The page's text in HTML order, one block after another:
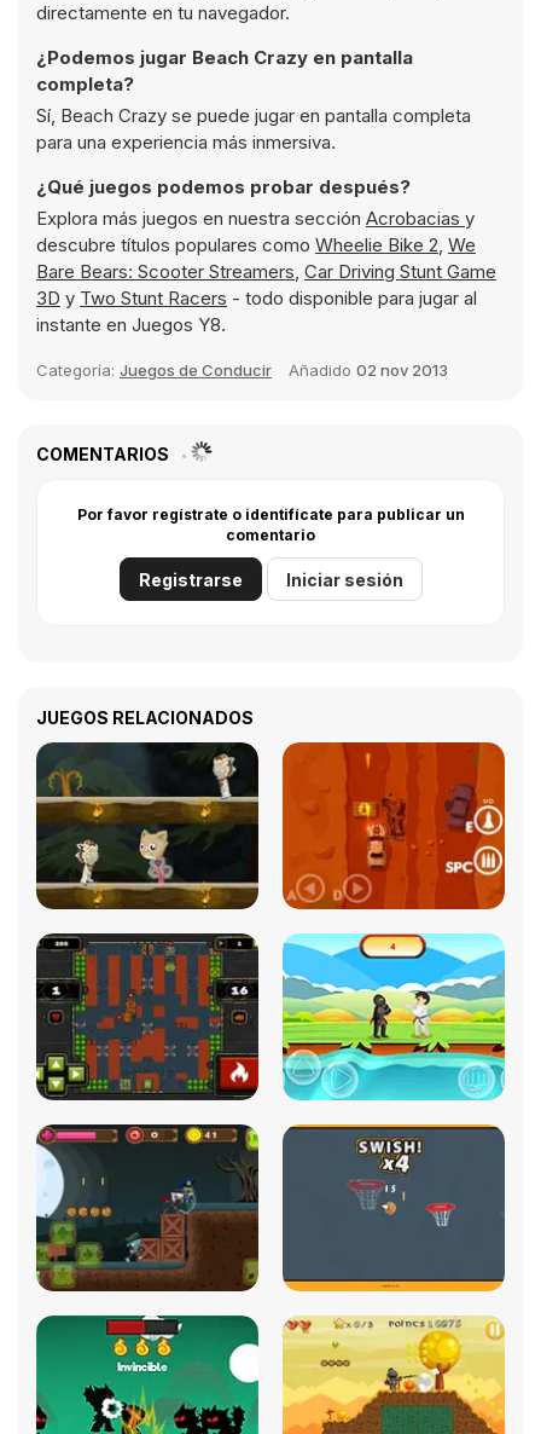
directamente en tu navegador.
¿Podemos jugar Beach Crazy en pantalla
completa?
Sí, Beach Crazy se puede jugar en pantalla completa
para una experiencia más inmersiva.
¿Qué juegos podemos probar después?
Explora más juegos en nuestra sección Acrobacias y
descubre títulos populares como Wheelie Bike 2, We
Bare Bears: Scooter Streamers, Car Driving Stunt Game
3D y Two Stunt Racers - todo disponible para jugar al
instante en Juegos Y8.
Categoría: Juegos de Conducir Añadido 02 nov 2013
COMENTARIOS
Por favor regístrate o identifícate para publicar un
comentario
Registrarse Iniciar sesión
JUEGOS RELACIONADOS